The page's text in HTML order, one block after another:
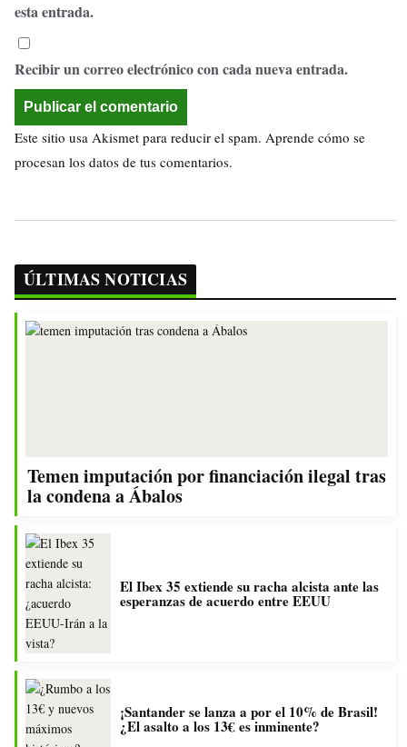
esta entrada.
Recibir un correo electrónico con cada nueva entrada.
Este sitio usa Akismet para reducir el spam. Aprende cómo se
procesan los datos de tus comentarios.
ÚLTIMAS NOTICIAS
Temen imputación por financiación ilegal tras
la condena a Ábalos
El Ibex 35 extiende su racha alcista ante las
esperanzas de acuerdo entre EEUU
¡Santander se lanza a por el 10% de Brasil!
¿El asalto a los 13€ es inminente?